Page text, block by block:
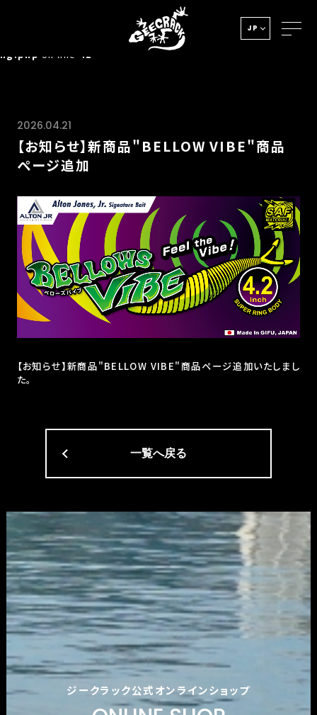
: Undefined index: HTTP_ACCEPT_LANGUAGE in
/home/xs278931/geecrack.com/public_html/app/view/la
ng.php on line 42
JP
2026.04.21
【お知らせ】新商品"BELLOW VIBE"商品
ページ追加
【お知らせ】新商品"BELLOW VIBE"商品ページ追加いたしまし
た。
一覧へ戻る
ジークラック公式オンラインショップ